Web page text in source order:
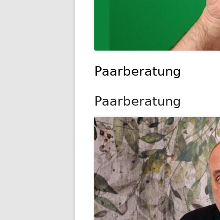
Paarberatung
Paarberatung